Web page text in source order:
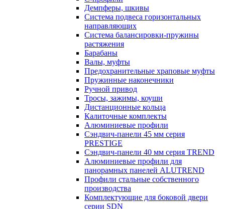
Демпферы, шкивы
Система подвеса горизонтальных
направляющих
Система балансировки-пружины
растяжения
Барабаны
Валы, муфты
Предохранительные храповые муфты
Пружинные наконечники
Ручной привод
Тросы, зажимы, коуши
Дистанционные кольца
Калиточные комплекты
Алюминиевые профили
Сэндвич-панели 45 мм серия
PRESTIGE
Сэндвич-панели 40 мм серия TREND
Алюминиевые профили для
панорамных панелей ALUTREND
Профили стальные собственного
производства
Комплектующие для боковой двери
серии SDN